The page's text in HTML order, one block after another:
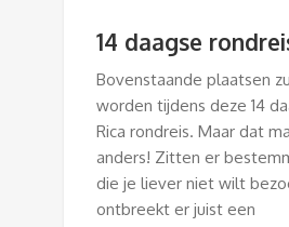
14 daagse
Bovenstaande plaatsen
worden tijdens deze 14
Rica rondreis. Maar dat
anders! Zitten er
die je liever niet wilt
ontbreekt er juist een